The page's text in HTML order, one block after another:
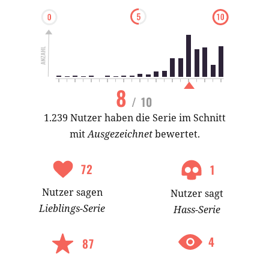
8 / 10
1.239 Nutzer haben die Serie im Schnitt
mitAusgezeichnetbewertet.
72
Nutzersagen
Lieblings-Serie
1
Nutzersagt
Hass-Serie
87 4